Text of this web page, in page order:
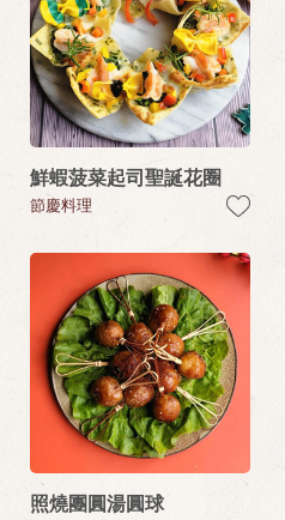
鮮蝦菠菜起司聖誕花圈
節慶料理
照燒團圓湯圓球